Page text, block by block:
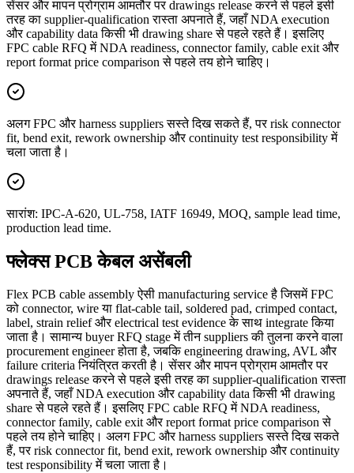
सेंसर और मापन प्रोग्राम आमतौर पर drawings release करने से पहले इसी
तरह का supplier-qualification रास्ता अपनाते हैं, जहाँ NDA execution
और capability data किसी भी drawing share से पहले रहते हैं। इसलिए
FPC cable RFQ में NDA readiness, connector family, cable exit और
report format price comparison से पहले तय होने चाहिए।
अलग FPC और harness suppliers सस्ते दिख सकते हैं, पर risk connector
fit, bend exit, rework ownership और continuity test responsibility में
चला जाता है।
सारांश: IPC-A-620, UL-758, IATF 16949, MOQ, sample lead time,
production lead time.
फ्लेक्स PCB केबल असेंबली
Flex PCB cable assembly ऐसी manufacturing service है जिसमें FPC
को connector, wire या flat-cable tail, soldered pad, crimped contact,
label, strain relief और electrical test evidence के साथ integrate किया
जाता है। सामान्य buyer RFQ stage में तीन suppliers की तुलना करने वाला
procurement engineer होता है, जबकि engineering drawing, AVL और
failure criteria नियंत्रित करती है। सेंसर और मापन प्रोग्राम आमतौर पर
drawings release करने से पहले इसी तरह का supplier-qualification रास्ता
अपनाते हैं, जहाँ NDA execution और capability data किसी भी drawing
share से पहले रहते हैं। इसलिए FPC cable RFQ में NDA readiness,
connector family, cable exit और report format price comparison से
पहले तय होने चाहिए। अलग FPC और harness suppliers सस्ते दिख सकते
हैं, पर risk connector fit, bend exit, rework ownership और continuity
test responsibility में चला जाता है।